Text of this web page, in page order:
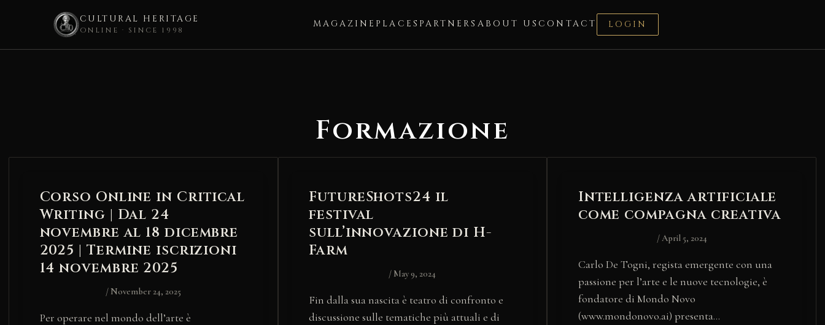
CULTURAL HERITAGE
ONLINE · SINCE 1998
MAGAZINE PLACES PARTNERS ABOUT US CONTACT LOGIN
Formazione
Corso Online in Critical
Writing | Dal 24
novembre al 18 dicembre
2025 | Termine iscrizioni
14 novembre 2025
/November 24, 2025
Per operare nel mondo dell’arte è
FutureShots24 il
festival
sull’innovazione di H-
Farm
/ May 9, 2024
Fin dalla sua nascita è teatro di confronto e
discussione sulle tematiche più attuali e di
Intelligenza artificiale
come compagna creativa
/April 5, 2024
Carlo De Togni, regista emergente con una
passione per l’arte e le nuove tecnologie, è
fondatore di Mondo Novo
(www.mondonovo.ai) presenta…